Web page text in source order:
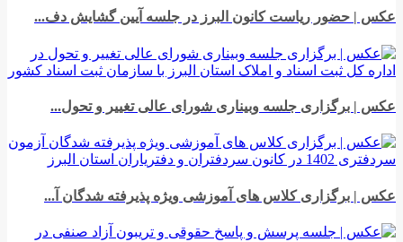
عکس | حضور ریاست کانون البرز در جلسه آیین گشایش دف...
عکس | برگزاری جلسه وبیناری شورای عالی تغییر و تحول...
عکس | برگزاری کلاس های آموزشی ویژه پذیرفته شدگان آ...